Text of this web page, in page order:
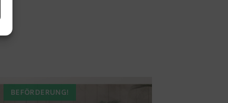
BEFÖRDERUNG!